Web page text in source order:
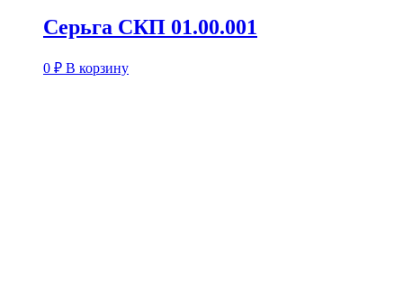
Серьга СКП 01.00.001
0 ₽ В корзину